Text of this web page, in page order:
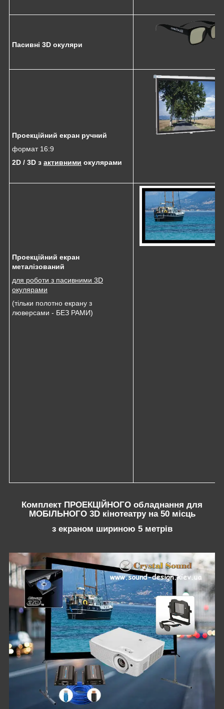
Пасивні 3D окуляри
Проекційний екран ручний
формат 16:9
2D / 3D з активними окулярами
Проекційний екран
металізований
для роботи з пасивними 3D
окулярами
(тільки полотно екрану з
люверсами - БЕЗ РАМИ)
Комплект ПРОЕКЦІЙНОГО обладнання для
МОБІЛЬНОГО 3D кінотеатру на 50 місць
з екраном шириною 5 метрів